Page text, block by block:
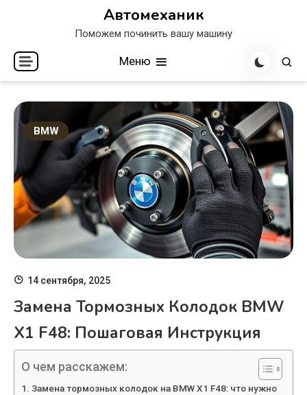
Автомеханик
Поможем починить вашу машину
Меню
BMW
14 сентября, 2025
Замена Тормозных Колодок BMW
X1 F48: Пошаговая Инструкция
О чем расскажем:
Замена тормозных колодок на BMW X1 F48: что нужно